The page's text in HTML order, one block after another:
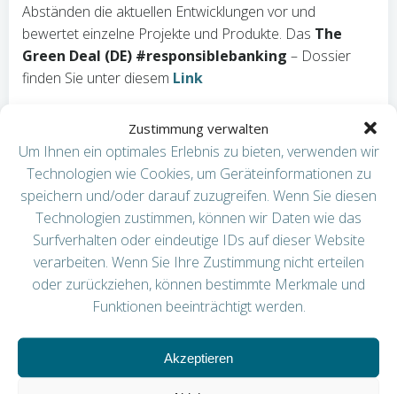
Zustimmung verwalten
Um Ihnen ein optimales Erlebnis zu bieten, verwenden wir
Technologien wie Cookies, um Geräteinformationen zu
speichern und/oder darauf zuzugreifen. Wenn Sie diesen
Technologien zustimmen, können wir Daten wie das
Surfverhalten oder eindeutige IDs auf dieser Website
verarbeiten. Wenn Sie Ihre Zustimmung nicht erteilen
oder zurückziehen, können bestimmte Merkmale und
Funktionen beeinträchtigt werden.
Akzeptieren
Abständen die aktuellen Entwicklungen vor und
bewertet einzelne Projekte und Produkte. Das The
Green Deal (DE) #responsiblebanking – Dossier
finden Sie unter diesem Link
Direktor Mittelstand | Grüne Transformation
T. +49 30 206167-127
J.Boehlmann@oa-ev.de
Diesen Beitrag teilen